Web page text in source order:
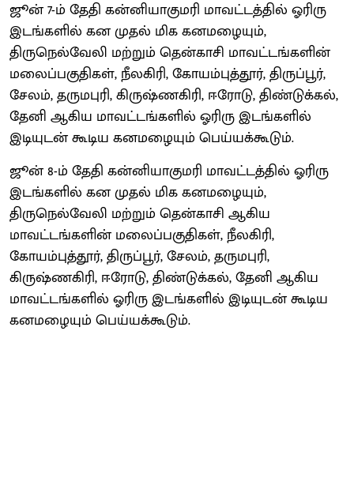
ஜூன் 7-ம் தேதி கன்னியாகுமரி மாவட்டத்தில் ஓரிரு
இடங்களில் கன முதல் மிக கனமழையும்,
திருநெல்வேலி மற்றும் தென்காசி மாவட்டங்களின்
மலைப்பகுதிகள், நீலகிரி, கோயம்புத்தூர், திருப்பூர்,
சேலம், தருமபுரி, கிருஷ்ணகிரி, ஈரோடு, திண்டுக்கல்,
தேனி ஆகிய மாவட்டங்களில் ஓரிரு இடங்களில்
இடியுடன் கூடிய கனமழையும் பெய்யக்கூடும்.
ஜூன் 8-ம் தேதி கன்னியாகுமரி மாவட்டத்தில் ஓரிரு
இடங்களில் கன முதல் மிக கனமழையும்,
திருநெல்வேலி மற்றும் தென்காசி ஆகிய
மாவட்டங்களின் மலைப்பகுதிகள், நீலகிரி,
கோயம்புத்தூர், திருப்பூர், சேலம், தருமபுரி,
கிருஷ்ணகிரி, ஈரோடு, திண்டுக்கல், தேனி ஆகிய
மாவட்டங்களில் ஓரிரு இடங்களில் இடியுடன் கூடிய
கனமழையும் பெய்யக்கூடும்.